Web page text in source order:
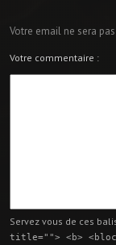
Votre email ne sera
Votre commentaire :
Servez vous de ces
title=""> <b>